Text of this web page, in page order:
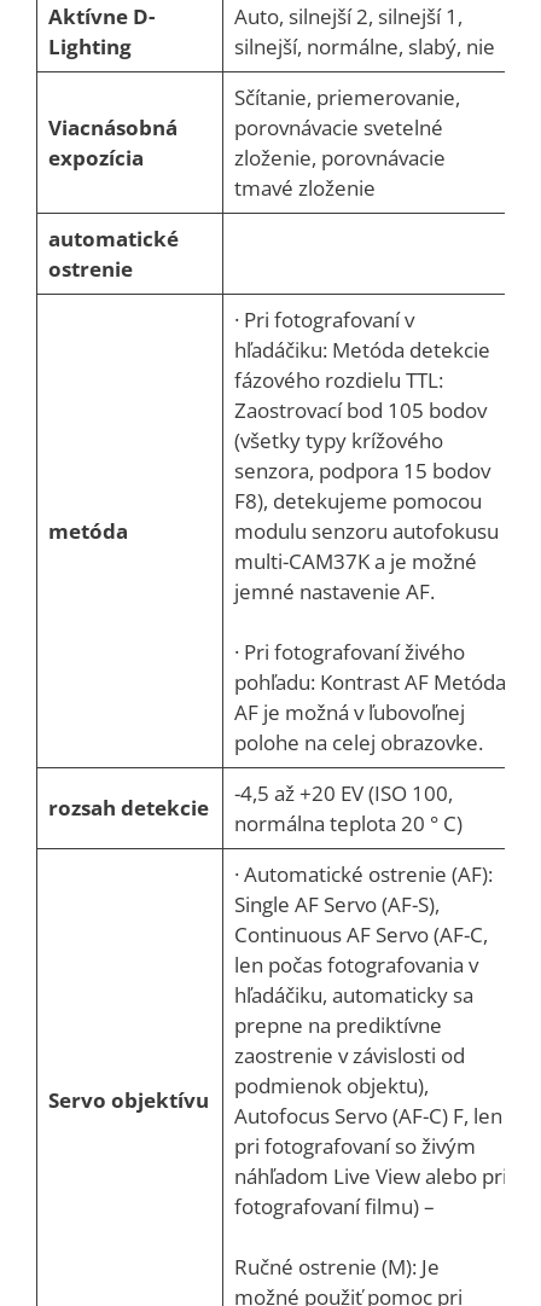
Aktívne D-
Lighting
Auto, silnejší 2, silnejší 1,
silnejší, normálne, slabý, nie
Viacnásobná
expozícia
Sčítanie, priemerovanie,
porovnávacie svetelné
zloženie, porovnávacie
tmavé zloženie
automatické
ostrenie
metóda
· Pri fotografovaní v
hľadáčiku: Metóda detekcie
fázového rozdielu TTL:
Zaostrovací bod 105 bodov
(všetky typy krížového
senzora, podpora 15 bodov
F8), detekujeme pomocou
modulu senzoru autofokusu
multi-CAM37K a je možné
jemné nastavenie AF.
· Pri fotografovaní živého
pohľadu: Kontrast AF Metóda
AF je možná v ľubovoľnej
polohe na celej obrazovke.
rozsah detekcie
-4,5 až +20 EV (ISO 100,
normálna teplota 20 ° C)
Servo objektívu
· Automatické ostrenie (AF):
Single AF Servo (AF-S),
Continuous AF Servo (AF-C,
len počas fotografovania v
hľadáčiku, automaticky sa
prepne na prediktívne
zaostrenie v závislosti od
podmienok objektu),
Autofocus Servo (AF-C) F, len
pri fotografovaní so živým
náhľadom Live View alebo pri
fotografovaní filmu) –
Ručné ostrenie (M): Je
možné použiť pomoc pri